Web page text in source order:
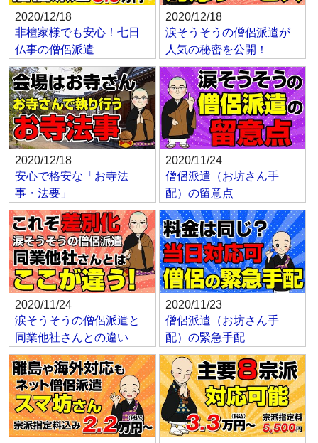
2020/12/18
非檀家様でも安心！七日
仏事の僧侶派遣
2020/12/18
涙そうそうの僧侶派遣が
人気の秘密を公開！
2020/12/18
安心で格安な「お寺法
事・法要」
2020/11/24
僧侶派遣（お坊さん手
配）の留意点
2020/11/24
涙そうそうの僧侶派遣と
同業他社さんとの違い
2020/11/23
僧侶派遣（お坊さん手
配）の緊急手配